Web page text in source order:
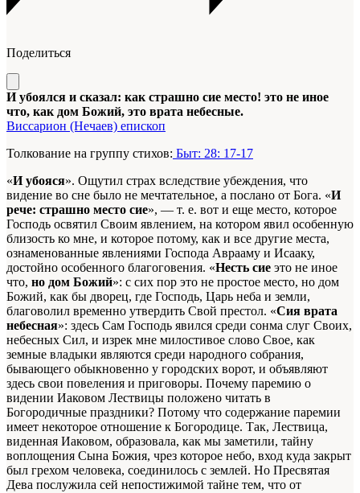
Поделиться
И убоялся и сказал: как страшно сие место! это не иное
что, как дом Божий, это врата небесные.
Виссарион (Нечаев) епископ
Толкование на группу стихов: Быт: 28: 17-17
«И убояся». Ощутил страх вследствие убеждения, что
видение во сне было не мечтательное, а послано от Бога. «И
рече: страшно место сие», — т. е. вот и еще место, которое
Господь освятил Своим явлением, на котором явил особен­ную
близость ко мне, и которое потому, как и все другие места,
ознаменованные явлениями Господа Аврааму и Иса­аку,
достойно особенного благоговения. «Несть сие это не иное
что, но дом Божий»: с сих пор это не простое место, но дом
Божий, как бы дворец, где Господь, Царь неба и земли,
благоволил временно утвердить Свой престол. «Сия врата
небесная»: здесь Сам Господь явился среди сонма слуг Своих,
небесных Сил, и изрек мне милостивое слово Свое, как
земные владыки являются среди народного со­брания,
бывающего обыкновенно у городских ворот, и объявляют
здесь свои повеления и приговоры. Почему паремию о
видении Иаковом Лествицы поло­жено читать в
Богородичные праздники? Потому что со­держание паремии
имеет некоторое отношение к Богоро­дице. Так, Лествица,
виденная Иаковом, образовала, как мы заметили, тайну
воплощения Сына Божия, чрез которое небо, вход куда закрыт
был грехом человека, соединилось с землей. Но Пресвятая
Дева послужила сей непостижимой тайне тем, что от